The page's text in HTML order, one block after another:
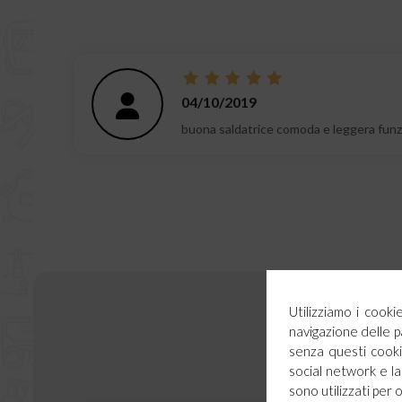
04/10/2019
buona saldatrice comoda e leggera
Utilizziamo i
navigazione delle
senza questi
social network e
sono utilizzati per